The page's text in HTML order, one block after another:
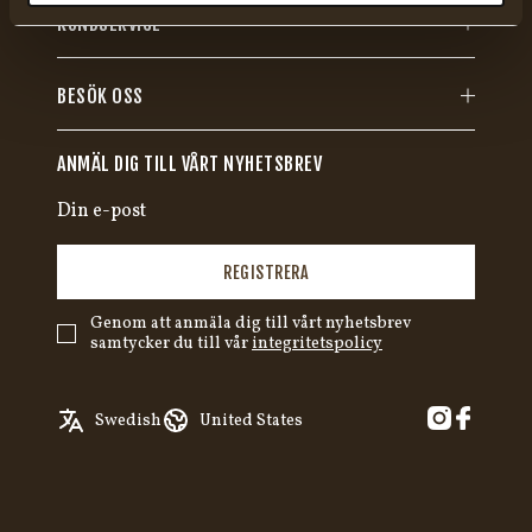
KUNDSERVICE
BESÖK OSS
ANMÄL DIG TILL VÅRT NYHETSBREV
REGISTRERA
Genom att anmäla dig till vårt nyhetsbrev
samtycker du till vårintegritetspolicy
Swedish
English
United States
Austria